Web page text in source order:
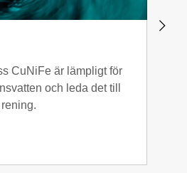
CuNiFe är lämpligt för
och leda det till